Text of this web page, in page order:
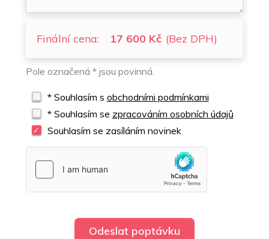
Finální cena: 17 600 Kč (Bez DPH)
Pole označená * jsou povinná.
* Souhlasím s obchodními podmínkami
* Souhlasím se zpracováním osobních údajů
Souhlasím se zasíláním novinek